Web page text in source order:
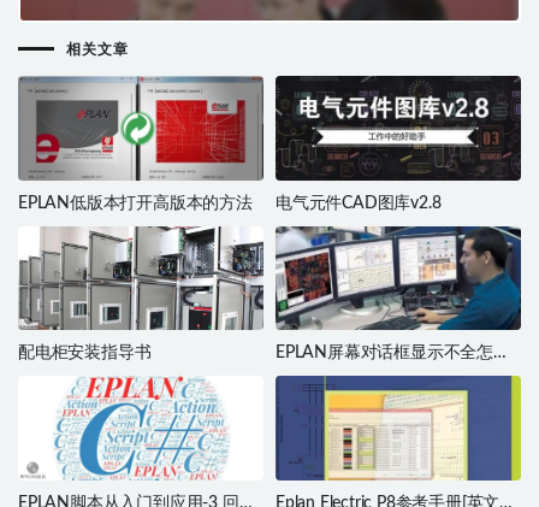
相关文章
EPLAN低版本打开高版本的方法 电气元件CAD图库v2.8
配电柜安装指导书
EPLAN屏幕对话框显示不全怎么
办？
EPLAN脚本从入门到应用-3 回传
Eplan Electric P8参考手册[英文原